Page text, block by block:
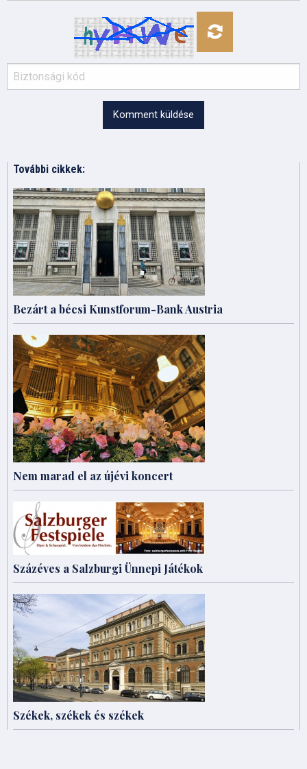
Komment küldése
További cikkek:
Bezárt a bécsi Kunstforum-Bank Austria
Nem marad el az újévi koncert
Százéves a Salzburgi Ünnepi Játékok
Székek, székek és székek